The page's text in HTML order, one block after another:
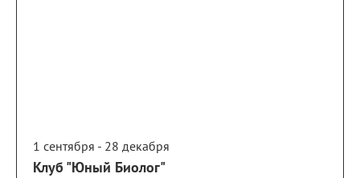
1 сентября - 28 декабря
Клуб "Юный Биолог"